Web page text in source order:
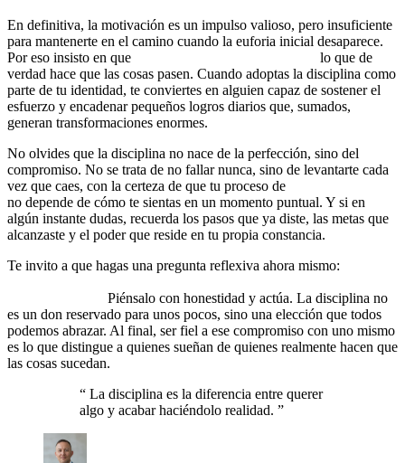
En definitiva, la motivación es un impulso valioso, pero insuficiente
para mantenerte en el camino cuando la euforia inicial desaparece.
Por eso insisto en que
lo que de
verdad hace que las cosas pasen. Cuando adoptas la disciplina como
parte de tu identidad, te conviertes en alguien capaz de sostener el
esfuerzo y encadenar pequeños logros diarios que, sumados,
generan transformaciones enormes.
No olvides que la disciplina no nace de la perfección, sino del
compromiso. No se trata de no fallar nunca, sino de levantarte cada
vez que caes, con la certeza de que tu proceso de
no depende de cómo te sientas en un momento puntual. Y si en
algún instante dudas, recuerda los pasos que ya diste, las metas que
alcanzaste y el poder que reside en tu propia constancia.
Te invito a que hagas una pregunta reflexiva ahora mismo:
Piénsalo con honestidad y actúa. La disciplina no
es un don reservado para unos pocos, sino una elección que todos
podemos abrazar. Al final, ser fiel a ese compromiso con uno mismo
es lo que distingue a quienes sueñan de quienes realmente hacen que
las cosas sucedan.
“ La disciplina es la diferencia entre querer
algo y acabar haciéndolo realidad. ”